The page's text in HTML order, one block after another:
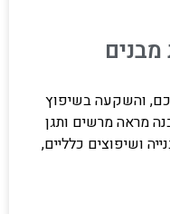
והשקעה בשיפוץ
מראה מרשים ותגן
ושיפוצים כלליים,